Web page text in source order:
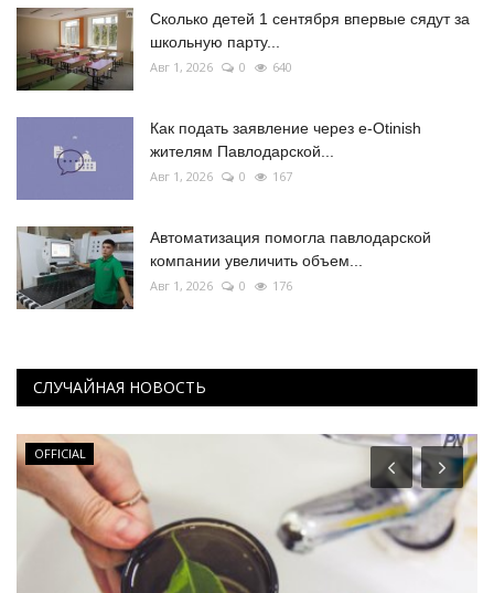
Сколько детей 1 сентября впервые сядут за
школьную парту...
Авг 1, 2026 0 640
Как подать заявление через e-Otinish
жителям Павлодарской...
Авг 1, 2026 0 167
Автоматизация помогла павлодарской
компании увеличить объем...
Авг 1, 2026 0 176
СЛУЧАЙНАЯ НОВОСТЬ
OFFICIAL